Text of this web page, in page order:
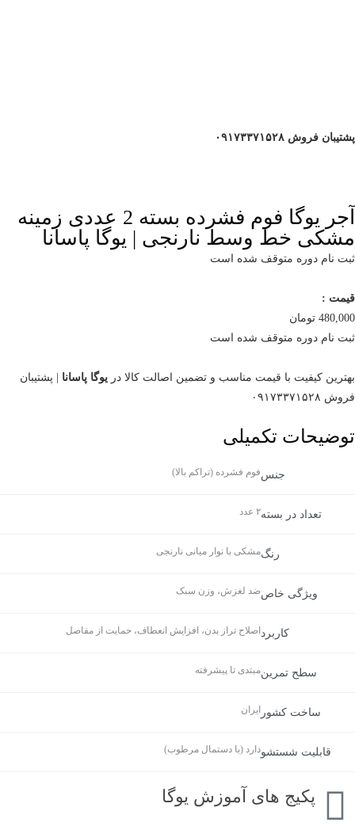
پشتیبان فروش ۰۹۱۷۳۳۷۱۵۲۸
آجر یوگا فوم فشرده بسته 2 عددی زمینه
مشکی خط وسط نارنجی | یوگا پاسانا
ثبت نام دوره متوقف شده است
قیمت :
480,000 تومان
ثبت نام دوره متوقف شده است
بهترین کیفیت با قیمت مناسب و تضمین اصالت کالا در یوگا پاسانا | پشتیبان
فروش ۰۹۱۷۳۳۷۱۵۲۸
توضیحات تکمیلی
جنسفوم فشرده (تراکم بالا)
تعداد در بسته۲ عدد
رنگمشکی با نوار میانی نارنجی
ویژگی خاصضد لغزش، وزن سبک
کاربرد اصلاح تراز بدن، افزایش انعطاف، حمایت از مفاصل
سطح تمرینمبتدی تا پیشرفته
ساخت کشور ایران
قابلیت شستشودارد (با دستمال مرطوب)
پکیج های آموزش یوگا